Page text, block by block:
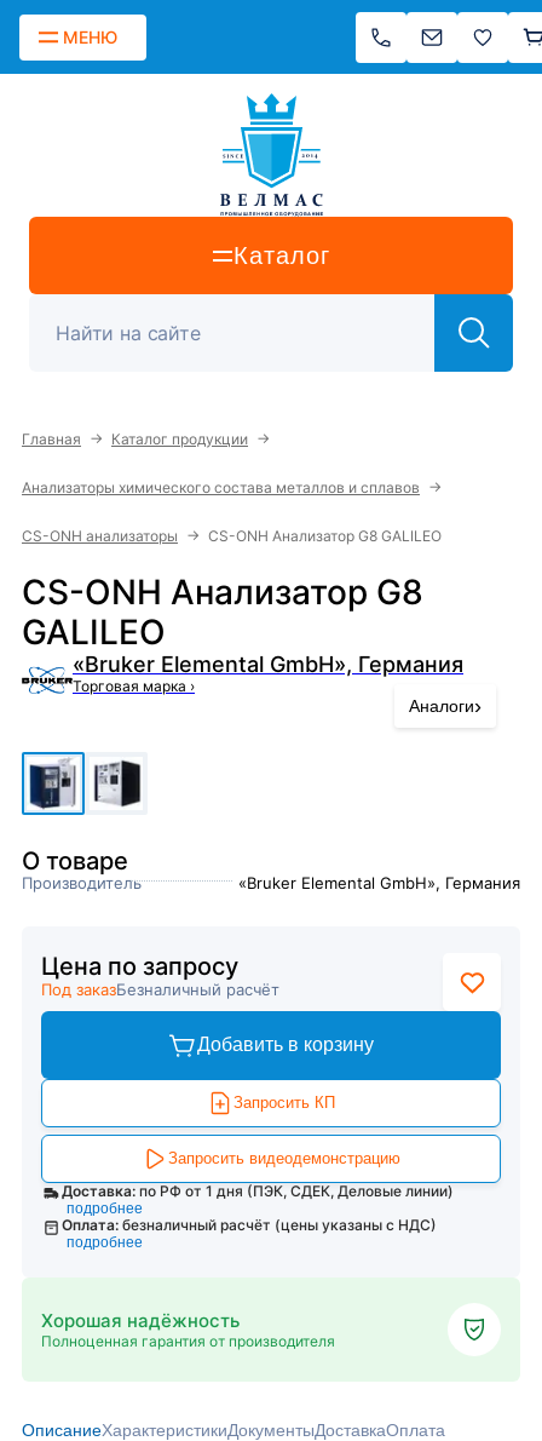
МЕНЮ
Каталог
Главная → Каталог продукции →
Анализаторы химического состава металлов и сплавов →
CS-ONH анализаторы → CS-ONH Анализатор G8 GALILEO
CS-ONH Анализатор G8
GALILEO
«Bruker Elemental GmbH», Германия
Торговая марка ›
Аналоги›
О товаре
Производитель «Bruker Elemental GmbH», Германия
Цена по запросу
Под заказБезналичный расчёт
Добавить в корзину
Запросить КП
Запросить видеодемонстрацию
Доставка: по РФ от 1 дня (ПЭК, СДЕК, Деловые линии)
подробнее
Оплата: безналичный расчёт (цены указаны с НДС)
подробнее
Хорошая надёжность
Полноценная гарантия от производителя
ОписаниеХарактеристикиДокументыДоставкаОплата